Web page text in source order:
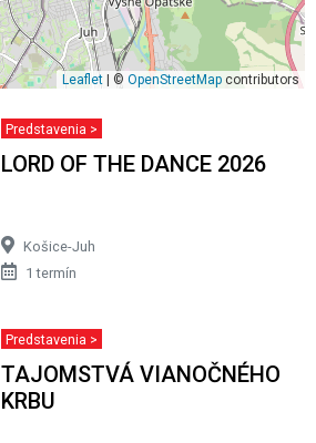
Leaflet | © OpenStreetMap contributors
Predstavenia >
LORD OF THE DANCE 2026
Košice-Juh
1 termín
Predstavenia >
TAJOMSTVÁ VIANOČNÉHO
KRBU